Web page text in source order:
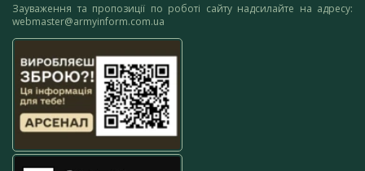
Зауваження та пропозиції по роботі сайту надсилайте на адресу:
webmaster@armyinform.com.ua